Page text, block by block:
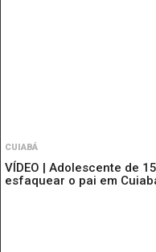
CUIABÁ
VÍDEO | Adolescente de
esfaquear o pai em